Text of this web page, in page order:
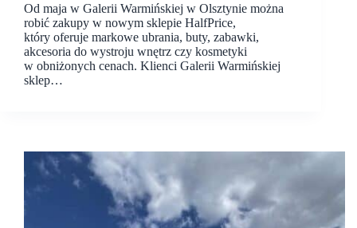
Od maja w Galerii Warmińskiej w Olsztynie można
robić zakupy w nowym sklepie HalfPrice,
który oferuje markowe ubrania, buty, zabawki,
akcesoria do wystroju wnętrz czy kosmetyki
w obniżonych cenach. Klienci Galerii Warmińskiej
sklep…